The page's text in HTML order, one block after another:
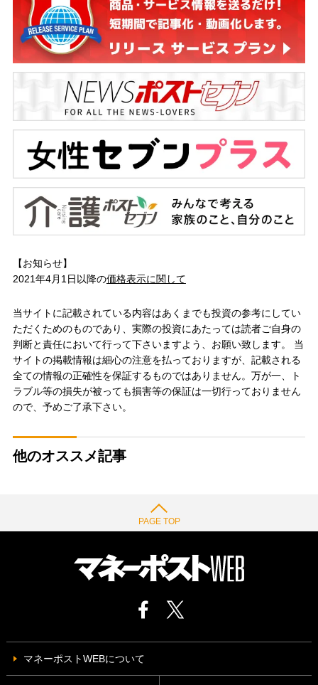
【お知らせ】
2021年4月1日以降の価格表示に関して
当サイトに記載されている内容はあくまでも投資の参考にしてい
ただくためのものであり、実際の投資にあたっては読者ご自身の
判断と責任において行って下さいますよう、お願い致します。 当
サイトの掲載情報は細心の注意を払っておりますが、記載される
全ての情報の正確性を保証するものではありません。万が一、ト
ラブル等の損失が被っても損害等の保証は一切行っておりません
ので、予めご了承下さい。
他のオススメ記事
PAGE TOP
マネーポストWEBについて